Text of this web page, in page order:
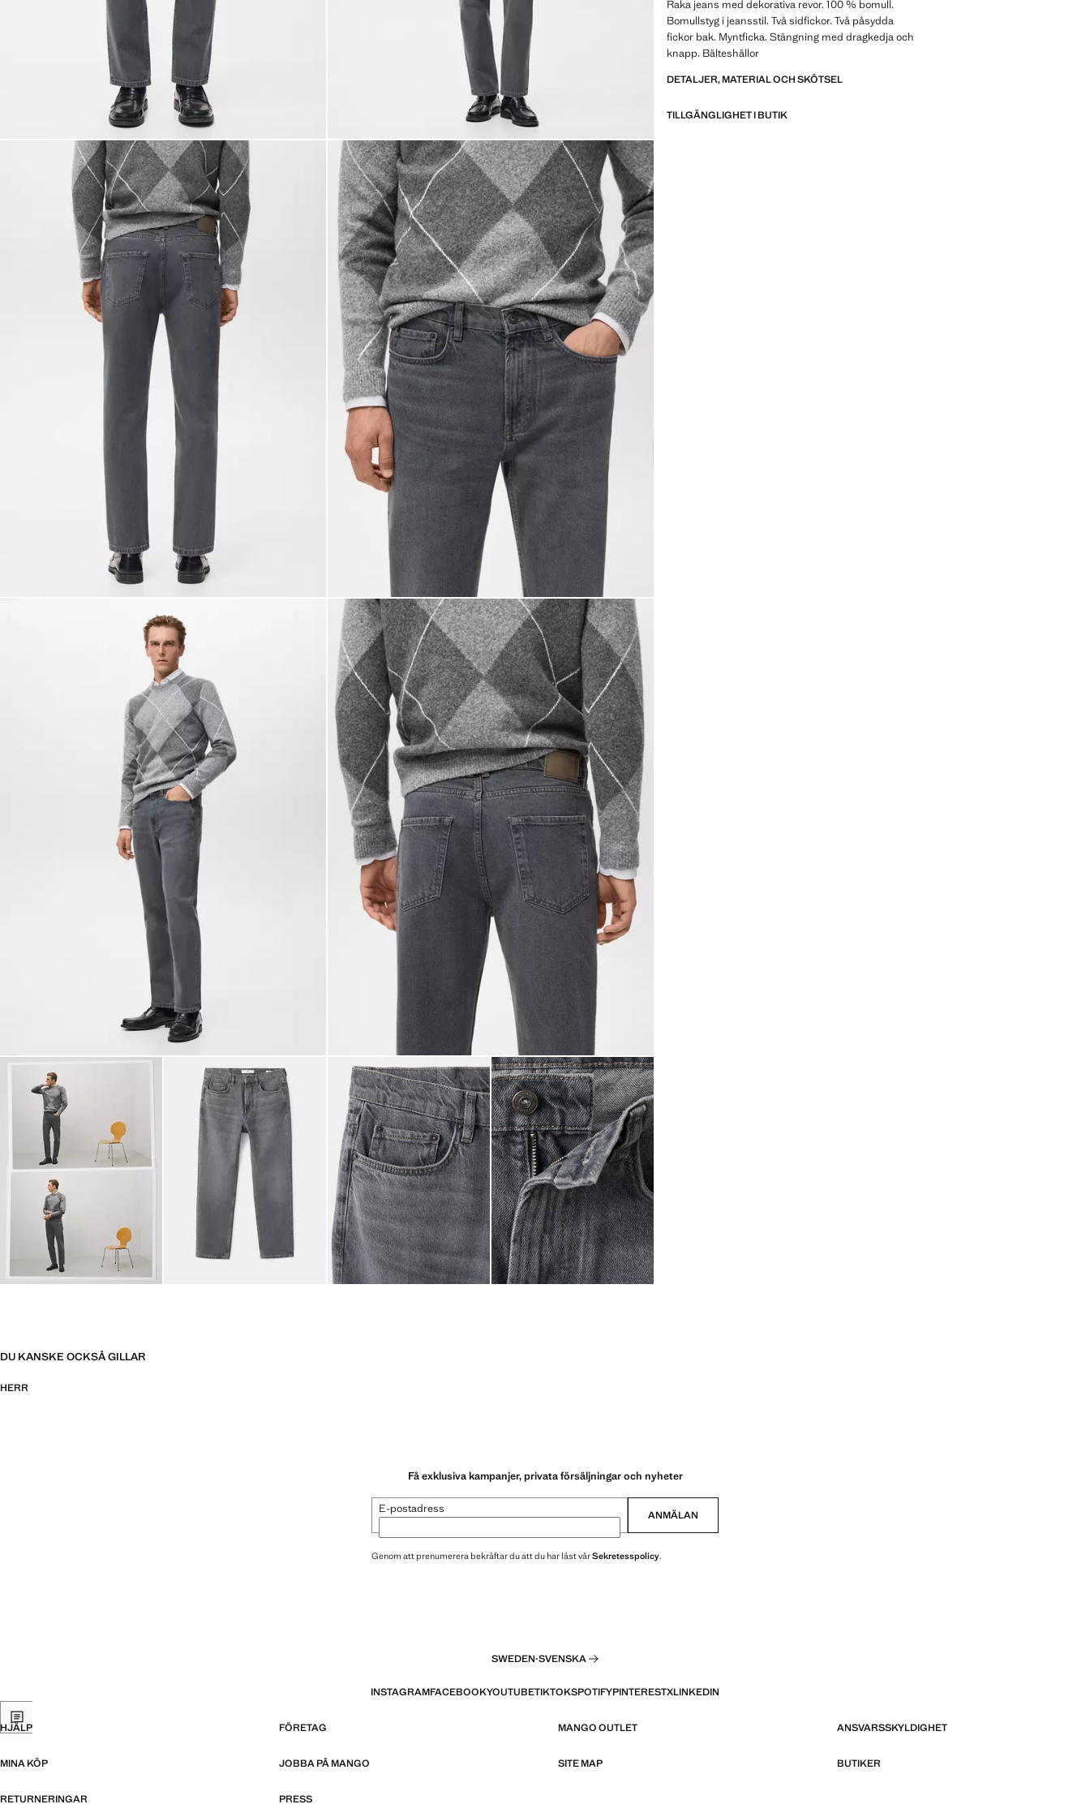
Raka jeans med dekorativa revor. 100 % bomull.
Bomullstyg i jeansstil. Två sidfickor. Två påsydda
fickor bak. Myntficka. Stängning med dragkedja och
knapp. Bälteshällor
DETALJER, MATERIAL OCH SKÖTSEL
TILLGÄNGLIGHET I BUTIK
DU KANSKE OCKSÅ GILLAR
HERR
Få exklusiva kampanjer, privata försäljningar och nyheter
E-postadress ANMÄLAN
Genom att prenumerera bekräftar du att du har läst vårSekretesspolicy.
SWEDEN·SVENSKA
INSTAGRAMFACEBOOKYOUTUBETIKTOKSPOTIFYPINTERESTXLINKEDIN
HJÄLP FÖRETAG MANGO OUTLET ANSVARSSKYLDIGHET
MINA KÖP JOBBA PÅ MANGO SITE MAP BUTIKER
RETURNERINGAR PRESS